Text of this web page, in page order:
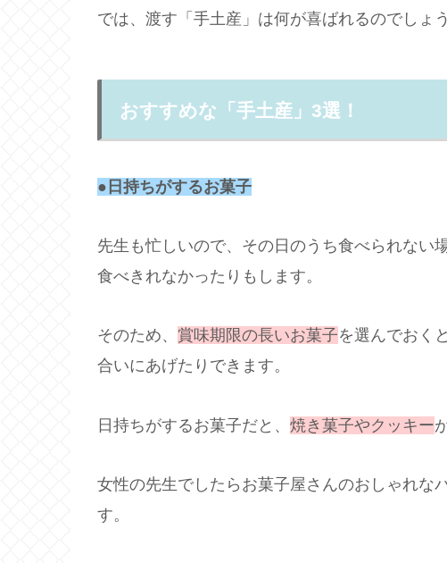
では、渡す「手土産」は何が喜ばれるのでしょう
おすすめな「手土産」3選！
● 日持ちがするお菓子
先生も忙しいので、その日のうち食べられない
食べきれなかったりもします。
そのため、 賞味期限の長いお菓子を選んでおく
合いにあげたりできます。
日持ちがするお菓子だと、 焼き菓子やクッキー
女性の先生でしたらお菓子屋さんのおしゃれな
す。